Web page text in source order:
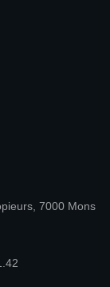
7000 Mons